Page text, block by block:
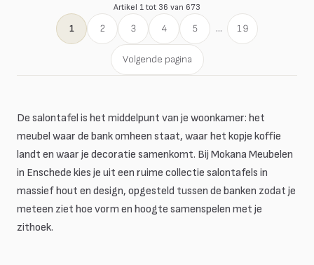
Artikel 1 tot 36 van 673
1 2 3 4 5 ... 19
Volgende pagina
De salontafel is het middelpunt van je woonkamer: het
meubel waar de bank omheen staat, waar het kopje koffie
landt en waar je decoratie samenkomt. Bij Mokana Meubelen
in Enschede kies je uit een ruime collectie salontafels in
massief hout en design, opgesteld tussen de banken zodat je
meteen ziet hoe vorm en hoogte samenspelen met je
zithoek.